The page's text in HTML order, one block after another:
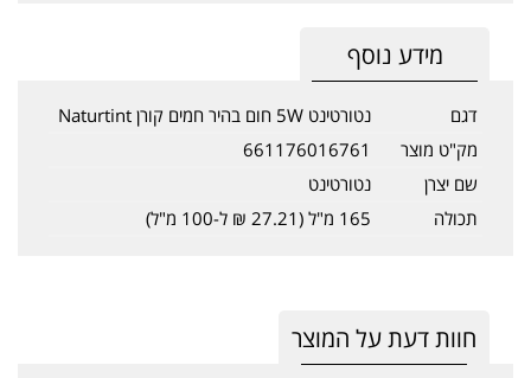
מידע נוסף
דגם
נטורטינט 5W חום בהיר חמים קורן Naturtint
מק"ט מוצר
661176016761
שם יצרן
נטורטינט
תכולה
165 מ"ל (27.21 ₪ ל-100 מ"ל)
חוות דעת על המוצר